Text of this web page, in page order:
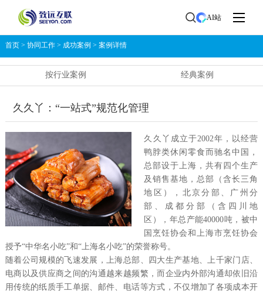
AI站
首页> 协同工作> 成功案例 > 案例详情
按行业案例 经典案例
久久丫：“一站式”规范化管理
久久丫成立于2002年，以经营
鸭脖类休闲零食而驰名中国，
总部设于上海，共有四个生产
及销售基地，总部（含长三角
地区），北京分部、广州分
部、成都分部（含四川地
区），年总产能40000吨，被中
国烹饪协会和上海市烹饪协会
授予“中华名小吃”和“上海名小吃”的荣誉称号。
随着公司规模的飞速发展，上海总部、四大生产基地、上千家门店、
电商以及供应商之间的沟通越来越频繁，而企业内外部沟通却依旧沿
用传统的纸质手工单据、邮件、电话等方式，不仅增加了各项成本开